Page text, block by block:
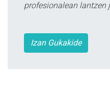
profesionalean lantzen
Izan Gukakide